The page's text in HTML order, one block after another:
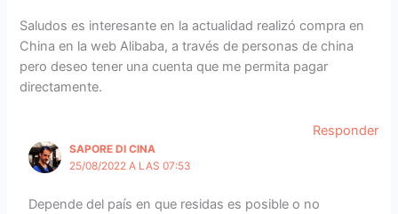
Saludos es interesante en la actualidad realizó compra en
China en la web Alibaba, a través de personas de china
pero deseo tener una cuenta que me permita pagar
directamente.
Responder
SAPORE DI CINA
25/08/2022 A LAS 07:53
Depende del país en que residas es posible o no